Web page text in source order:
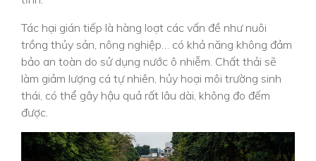
Tác hại gián tiếp là hàng loạt các vấn đề như nuôi
trồng thủy sản, nông nghiệp… có khả năng không đảm
bảo an toàn do sử dụng nước ô nhiễm. Chất thải sẽ
làm giảm lượng cá tự nhiên, hủy hoại môi trường sinh
thái, có thể gây hậu quả rất lâu dài, không đo đếm
được.